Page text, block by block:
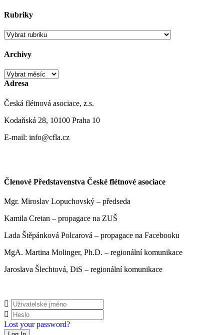
Rubriky
Rubriky
Archivy
Archivy
Adresa
Česká flétnová asociace, z.s.
Kodaňská 28, 10100 Praha 10
E-mail: info@cfla.cz
Členové Představenstva České flétnové asociace
Mgr. Miroslav Lopuchovský – předseda
Kamila Cretan – propagace na ZUŠ
Lada Štěpánková Polcarová – propagace na Facebooku
MgA. Martina Molinger, Ph.D. – regionální komunikace
Jaroslava Šlechtová, DiS – regionální komunikace
Lost your password?